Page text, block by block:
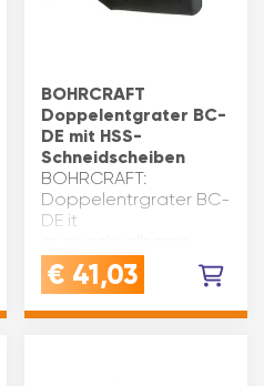
BOHRCRAFT
Doppelentgrater BC-
DE mit HSS-
Schneidscheiben
BOHRCRAFT:
Doppelentrgrater BC-
DE it
HSS-
Schneidscheiben.Mit
HSS-
€ 41,03